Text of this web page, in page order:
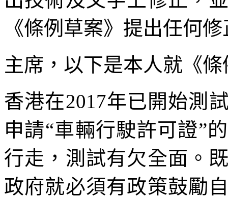
《條例草案》提出任何
主席，以下是本人就《
香港在2017年已開始測
申請“車輛行駛許可證”
行走，測試有欠全面。
政府就必須有政策鼓勵